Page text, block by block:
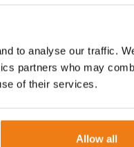
to analyse our traffic.
partners who may
of their services.
Allow all